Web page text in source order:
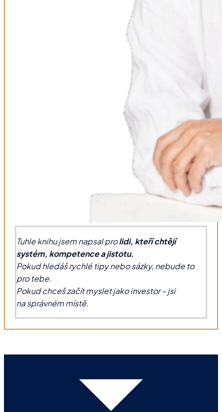
Tuhle knihu jsem napsal prolidi, kteří chtějí
systém, kompetence a jistotu.
Pokud hledáš rychlé tipy nebo sázky, nebude to
pro tebe.
Pokud chceš začít myslet jako investor – jsi
na správném místě.